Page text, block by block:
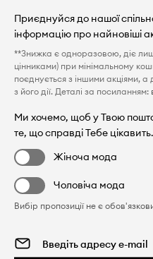
Приєднуйся до нашої
інформацію про найновіші
**Знижка є одноразовою, діє
цінниками) при мінімальному
поєднується з іншими акціями, а
з його дії. Деталі за посиланням:
Ми хочемо, щоб у Твою
те, що справді Тебе
Жіноча мода
Чоловіча мода
Вибір пропозиції не є